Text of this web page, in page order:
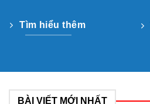
Tìm hiểu thêm
BÀI VIẾT MỚI NHẤT